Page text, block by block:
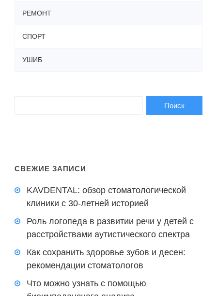
РЕМОНТ
СПОРТ
УШИБ
СВЕЖИЕ ЗАПИСИ
KAVDENTAL: обзор стоматологической
клиники с 30-летней историей
Роль логопеда в развитии речи у детей с
расстройствами аутистического спектра
Как сохранить здоровье зубов и десен:
рекомендации стоматологов
Что можно узнать с помощью